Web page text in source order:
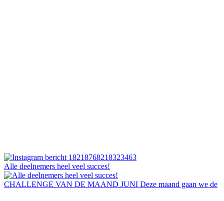
Alle deelnemers heel veel succes!
CHALLENGE VAN DE MAAND JUNI Deze maand gaan we de